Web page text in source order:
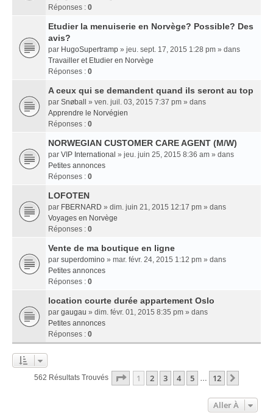
Réponses : 0
Etudier la menuiserie en Norvège? Possible? Des
avis?
par HugoSupertramp » jeu. sept. 17, 2015 1:28 pm » dans
Travailler et Etudier en Norvège
Réponses : 0
A ceux qui se demandent quand ils seront au top
par Snøball
» ven. juil. 03, 2015 7:37 pm » dans
Apprendre le Norvégien
Réponses : 0
NORWEGIAN CUSTOMER CARE AGENT (M/W)
par VIP International » jeu. juin 25, 2015 8:36 am » dans
Petites annonces
Réponses : 0
LOFOTEN
par FBERNARD » dim. juin 21, 2015 12:17 pm » dans
Voyages en Norvège
Réponses : 0
Vente de ma boutique en ligne
par superdomino » mar. févr. 24, 2015 1:12 pm » dans
Petites annonces
Réponses : 0
location courte durée appartement Oslo
par gaugau » dim. févr. 01, 2015 8:35 pm » dans
Petites annonces
Réponses : 0
562 Résultats Trouvés Page 1Sur
1 2 3 4 5 … 12
Aller À